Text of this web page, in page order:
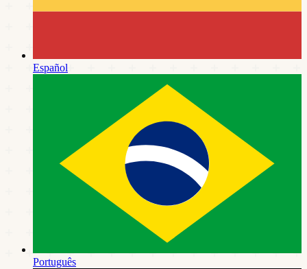
Español
Português